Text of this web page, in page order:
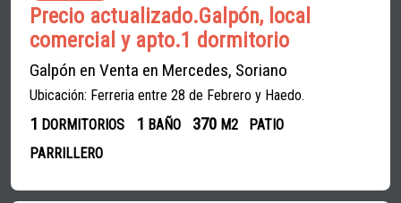
Precio actualizado.Galpón, local
comercial y apto.1 dormitorio
Galpón en Venta en Mercedes, Soriano
Ubicación: Ferreria entre 28 de Febrero y Haedo.
1 DORMITORIOS 1 BAÑO 370 M2
PATIO
PARRILLERO